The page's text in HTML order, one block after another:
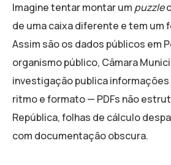
Imagine tentar montar um puzzle
de uma caixa diferente e tem um
Assim são os dados públicos em
organismo público, Câmara
investigação publica
ritmo e formato — PDFs não
República, folhas de cálculo
com documentação obscura.